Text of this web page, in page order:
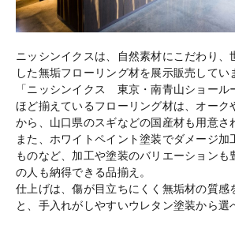
ニッシンイクスは、自然素材にこだわり、
した無垢フローリング材を展示販売してい
「ニッシンイクス 東京・南青山ショール
ほど揃えているフローリング材は、オーク
から、山口県のスギなどの国産材も用意さ
また、ホワイトペイント塗装でダメージ加
ものなど、加工や塗装のバリエーションも
の人も納得できる品揃え。
仕上げは、傷が目立ちにくく無垢材の質感
と、手入れがしやすいウレタン塗装から選